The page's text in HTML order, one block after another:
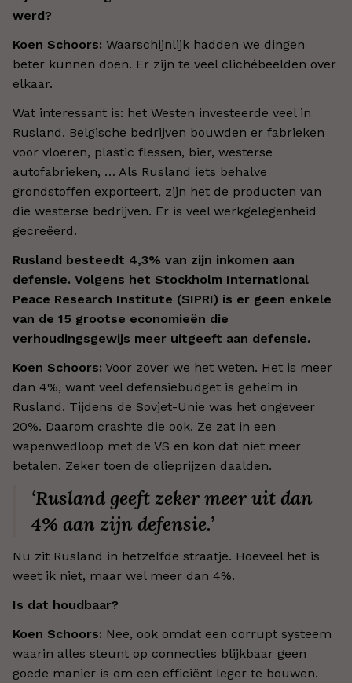
werd?
Koen Schoors: Waarschijnlijk hadden we dingen
beter kunnen doen. Er zijn te veel clichébeelden over
elkaar.
Wat interessant is: het Westen investeerde veel in
Rusland. Belgische bedrijven bouwden er fabrieken
voor vloeren, plastic flessen, bier, westerse
autofabrieken, … Als Rusland iets behalve
grondstoffen exporteert, zijn het de producten van
die westerse bedrijven. Er is veel werkgelegenheid
gecreëerd.
Rusland besteedt 4,3% van zijn inkomen aan
defensie. Volgens het Stockholm International
Peace Research Institute (SIPRI) is er geen enkele
van de 15 grootse economieën die
verhoudingsgewijs meer uitgeeft aan defensie.
Koen Schoors: Voor zover we het weten. Het is meer
dan 4%, want veel defensiebudget is geheim in
Rusland. Tijdens de Sovjet-Unie was het ongeveer
20%. Daarom crashte die ook. Ze zat in een
wapenwedloop met de VS en kon dat niet meer
betalen. Zeker toen de olieprijzen daalden.
‘Rusland geeft zeker meer uit dan
4% aan zijn defensie.’
Nu zit Rusland in hetzelfde straatje. Hoeveel het is
weet ik niet, maar wel meer dan 4%.
Is dat houdbaar?
Koen Schoors: Nee, ook omdat een corrupt systeem
waarin alles steunt op connecties blijkbaar geen
goede manier is om een efficiënt leger te bouwen.